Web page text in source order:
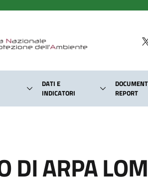
DATI E
INDICATORI
REPORT
DI ARPA